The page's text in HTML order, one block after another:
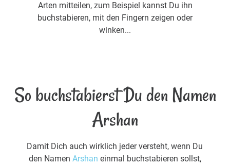
Arten mitteilen, zum Beispiel kannst Du ihn
buchstabieren, mit den Fingern zeigen oder
winken...
So buchstabierst Du den Namen
Arshan
Damit Dich auch wirklich jeder versteht, wenn Du
den Namen Arshan einmal buchstabieren sollst,